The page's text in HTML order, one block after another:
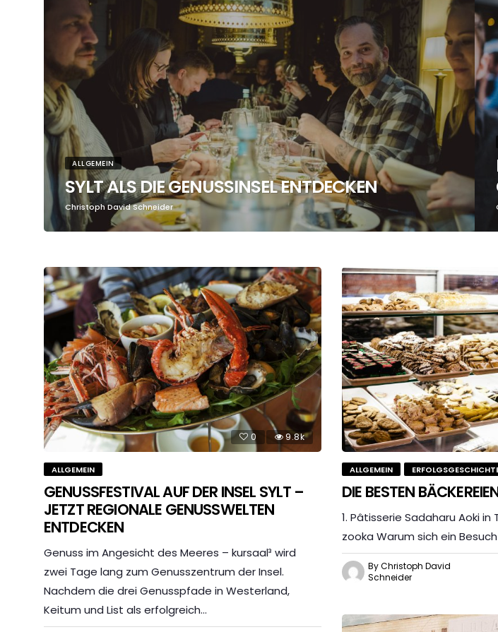
ALLGEMEIN
SYLT ALS DIE GENUSSINSEL ENTDECKEN
Christoph David Schneider
0 9.8k
ALLGEMEIN
GENUSSFESTIVAL AUF DER INSEL SYLT –
JETZT REGIONALE GENUSSWELTEN
ENTDECKEN
Genuss im Angesicht des Meeres – kursaal³ wird
zwei Tage lang zum Genusszentrum der Insel.
Nachdem die drei Genusspfade in Westerland,
Keitum und List als erfolgreich…
ALLGEMEIN
DIE BESTEN
1. Pâtisserie Sadaharu Aoki in
zooka Warum sich ein
By Christoph David
Schneider